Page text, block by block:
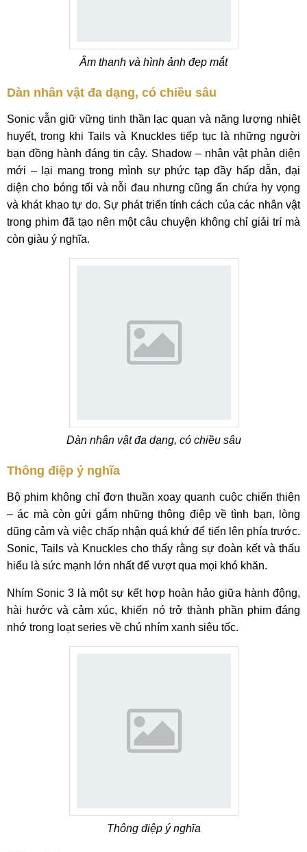
Âm thanh và hình ảnh đẹp mắt
Dàn nhân vật đa dạng, có chiều sâu
Sonic vẫn giữ vững tinh thần lạc quan và năng lượng nhiệt
huyết, trong khi Tails và Knuckles tiếp tục là những người
bạn đồng hành đáng tin cậy. Shadow – nhân vật phản diện
mới – lại mang trong mình sự phức tạp đầy hấp dẫn, đại
diện cho bóng tối và nỗi đau nhưng cũng ẩn chứa hy vọng
và khát khao tự do. Sự phát triển tính cách của các nhân vật
trong phim đã tạo nên một câu chuyện không chỉ giải trí mà
còn giàu ý nghĩa.
Dàn nhân vật đa dạng, có chiều sâu
Thông điệp ý nghĩa
Bộ phim không chỉ đơn thuần xoay quanh cuộc chiến thiện
– ác mà còn gửi gắm những thông điệp về tình bạn, lòng
dũng cảm và việc chấp nhận quá khứ để tiến lên phía trước.
Sonic, Tails và Knuckles cho thấy rằng sự đoàn kết và thấu
hiểu là sức mạnh lớn nhất để vượt qua mọi khó khăn.
Nhím Sonic 3 là một sự kết hợp hoàn hảo giữa hành động,
hài hước và cảm xúc, khiến nó trở thành phần phim đáng
nhớ trong loạt series về chú nhím xanh siêu tốc.
Thông điệp ý nghĩa